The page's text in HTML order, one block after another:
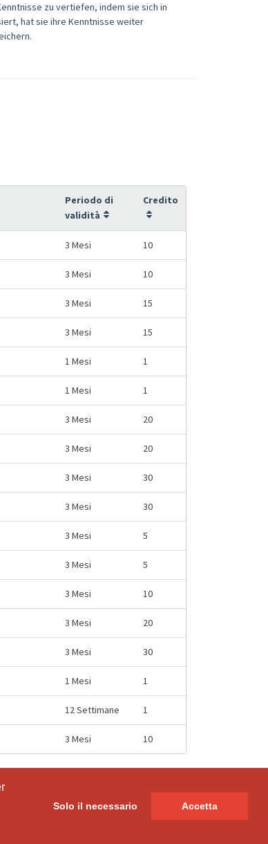
Solo il necessario Accetta
zu vertiefen, indem sie sich in
hat sie ihre Kenntnisse weiter
Periodo di
validità
Credito
3 Mesi 10
3 Mesi 10
3 Mesi 15
3 Mesi 15
1 Mesi 1
1 Mesi 1
3 Mesi 20
3 Mesi 20
3 Mesi 30
3 Mesi 30
3 Mesi 5
3 Mesi 5
3 Mesi 10
3 Mesi 20
3 Mesi 30
1 Mesi 1
12 Settimane 1
3 Mesi 10